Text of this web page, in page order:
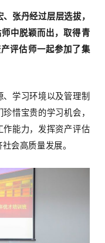
张丹经过层层选拔，
中脱颖而出，取得青
评估师一起参加了集
学习环境以及管理制
惜宝贵的学习机会，
作能力，发挥资产评估
会高质量发展。